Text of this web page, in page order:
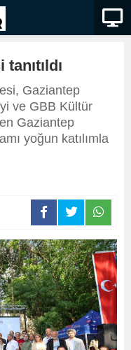
Gaziantep
ve GBB Kültür
Gaziantep
yoğun katılımla